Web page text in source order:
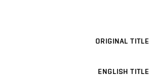
ORIGINAL TITLE
ENGLISH TITLE